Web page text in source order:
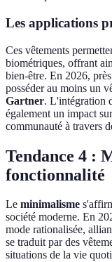
Les applications
Ces vêtements
biométriques, offrant
bien-être. En 2026,
posséder au moins un
Gartner. L'intégration
également un impact
communauté à travers
Tendance 4 :
fonctionnalité
Le minimalisme
société moderne. En
mode rationalisée,
se traduit par des
situations de la vie